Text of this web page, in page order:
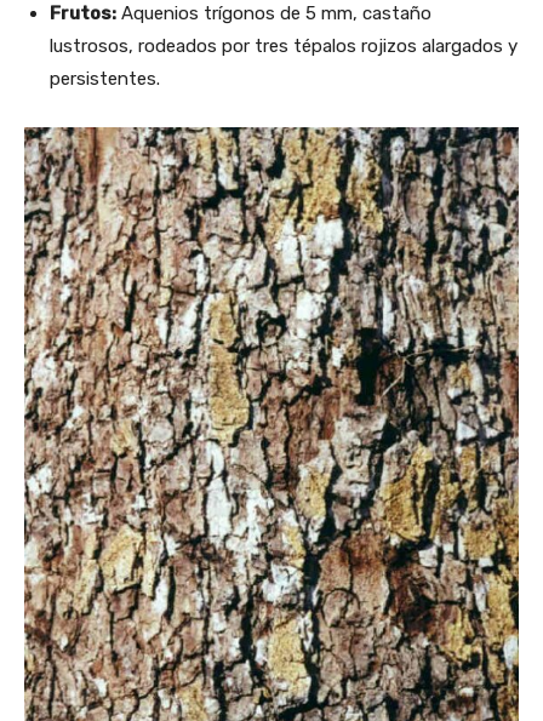
Frutos: Aquenios trígonos de 5 mm, castaño
lustrosos, rodeados por tres tépalos rojizos alargados y
persistentes.